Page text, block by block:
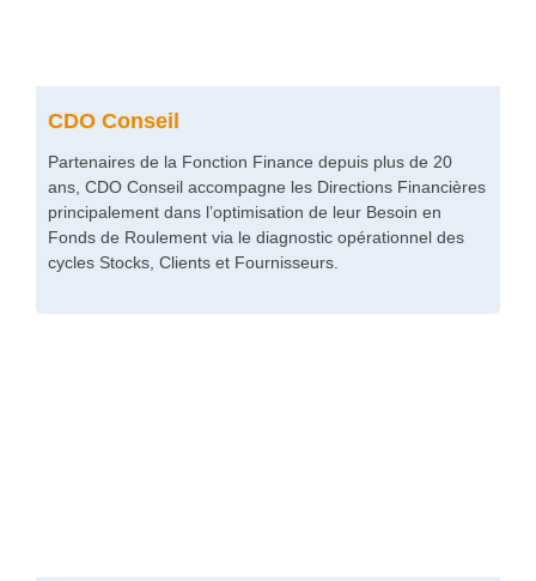
CDO Conseil
Partenaires de la Fonction Finance depuis plus de 20
ans, CDO Conseil accompagne les Directions Financières
principalement dans l’optimisation de leur Besoin en
Fonds de Roulement via le diagnostic opérationnel des
cycles Stocks, Clients et Fournisseurs.